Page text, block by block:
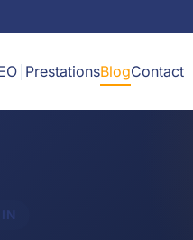
PrestationsBlogContact